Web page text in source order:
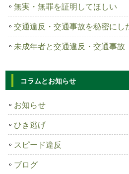
無実・無罪を証明してほしい
交通違反・交通事故を秘密にし
未成年者と交通違反・交通事故
コラムとお知らせ
お知らせ
ひき逃げ
スピード違反
ブログ